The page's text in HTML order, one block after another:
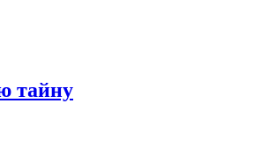
тайну